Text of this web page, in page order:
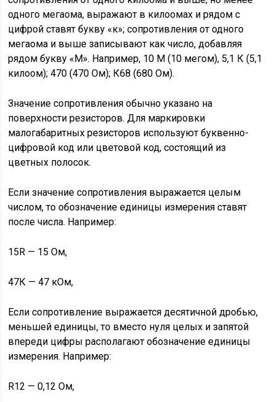
одного мегаома, выражают в килоомах и рядом с
цифрой ставят букву «к»; сопротивления от одного
мегаома и выше записывают как число, добавляя
рядом букву «М». Например, 10 М (10 мегом), 5,1 К (5,1
килоом); 470 (470 Ом); К68 (680 Ом).
Значение сопротивления обычно указано на
поверхности резисторов. Для маркировки
малогабаритных резисторов используют буквенно-
цифровой код или цветовой код, состоящий из
цветных полосок.
Если значение сопротивления выражается целым
числом, то обозначение единицы измерения ставят
после числа. Например:
15R — 15 Ом,
47К — 47 кОм,
Если сопротивление выражается десятичной дробью,
меньшей единицы, то вместо нуля целых и запятой
впереди цифры располагают обозначение единицы
измерения. Например:
R12 — 0,12 Ом,